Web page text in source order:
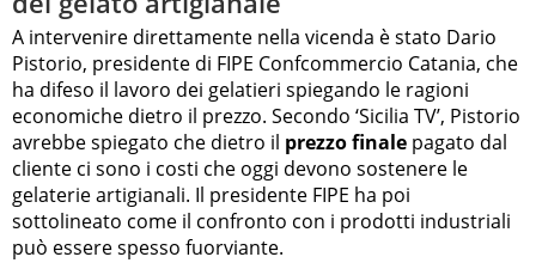
A intervenire direttamente nella vicenda è stato Dario
Pistorio, presidente di FIPE Confcommercio Catania, che
ha difeso il lavoro dei gelatieri spiegando le ragioni
economiche dietro il prezzo. Secondo ‘Sicilia TV’, Pistorio
avrebbe spiegato che dietro il prezzo finale pagato dal
cliente ci sono i costi che oggi devono sostenere le
gelaterie artigianali. Il presidente FIPE ha poi
sottolineato come il confronto con i prodotti industriali
può essere spesso fuorviante.